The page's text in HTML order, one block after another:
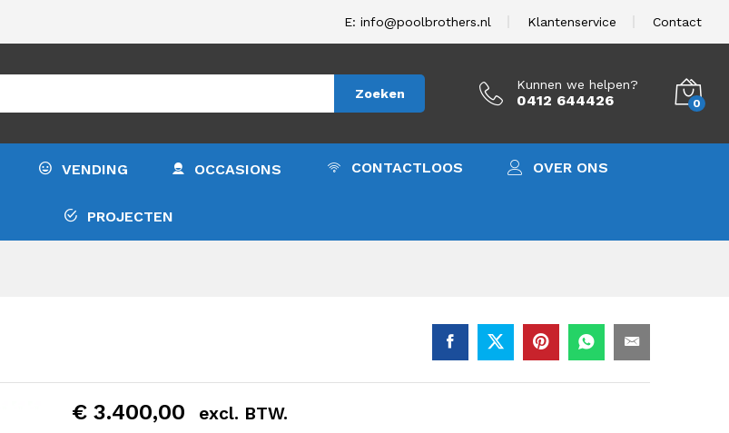
E: info@poolbrothers.nl Klantenservice Contact
Zoeken
Kunnen we helpen?
0412 644426 0
VENDING OCCASIONS CONTACTLOOS OVER ONS
PROJECTEN
€ 3.400,00 excl. BTW.
3.400,00 excl. BTW. In winkelwagen